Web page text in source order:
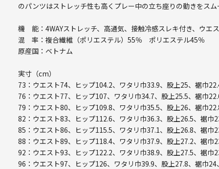
のパンツはストレッチ性も高くプレー中の立ち座りの動きをスム
機 能：4WAYストレッチ、高通気、接触冷感スレキ付き、ウエ
混 率：複合繊維（ポリエステル）55％ ポリエステル45％
原産国：ベトナム
実寸（cm）
73：ウエスト74、ヒップ104.2、ワタリ巾33.9、股上25、裾巾
76：ウエスト77、ヒップ107、ワタリ巾34.7、股上25.5、裾巾
79：ウエスト80、ヒップ109.8、ワタリ巾35.5、股上26、裾巾
82：ウエスト83、ヒップ112.6、ワタリ巾36.3、股上26.5、裾巾
85：ウエスト86、ヒップ115.5、ワタリ巾37.1、股上26.8、裾巾
88：ウエスト89、ヒップ118.4、ワタリ巾37.9、股上27.2、裾巾
92：ウエスト93、ヒップ122.2、ワタリ巾38.9、股上27.5、裾巾
96：ウエスト97、ヒップ126、ワタリ巾39.9、股上27.8、裾巾24